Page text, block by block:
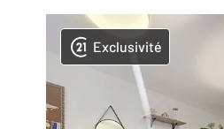
Exclusivité